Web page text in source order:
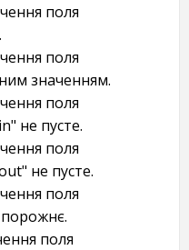
поля
поля
значенням.
поля
не пусте.
поля
не пусте.
поля
поля